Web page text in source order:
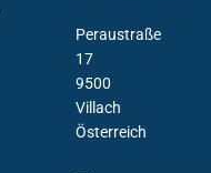
Peraustraße
17
9500
Villach
Österreich